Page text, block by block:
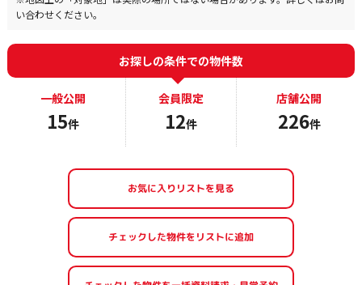
い合わせください。
お探しの条件での物件数
一般公開
15件
会員限定
12件
店舗公開
226件
お気に入りリストを見る